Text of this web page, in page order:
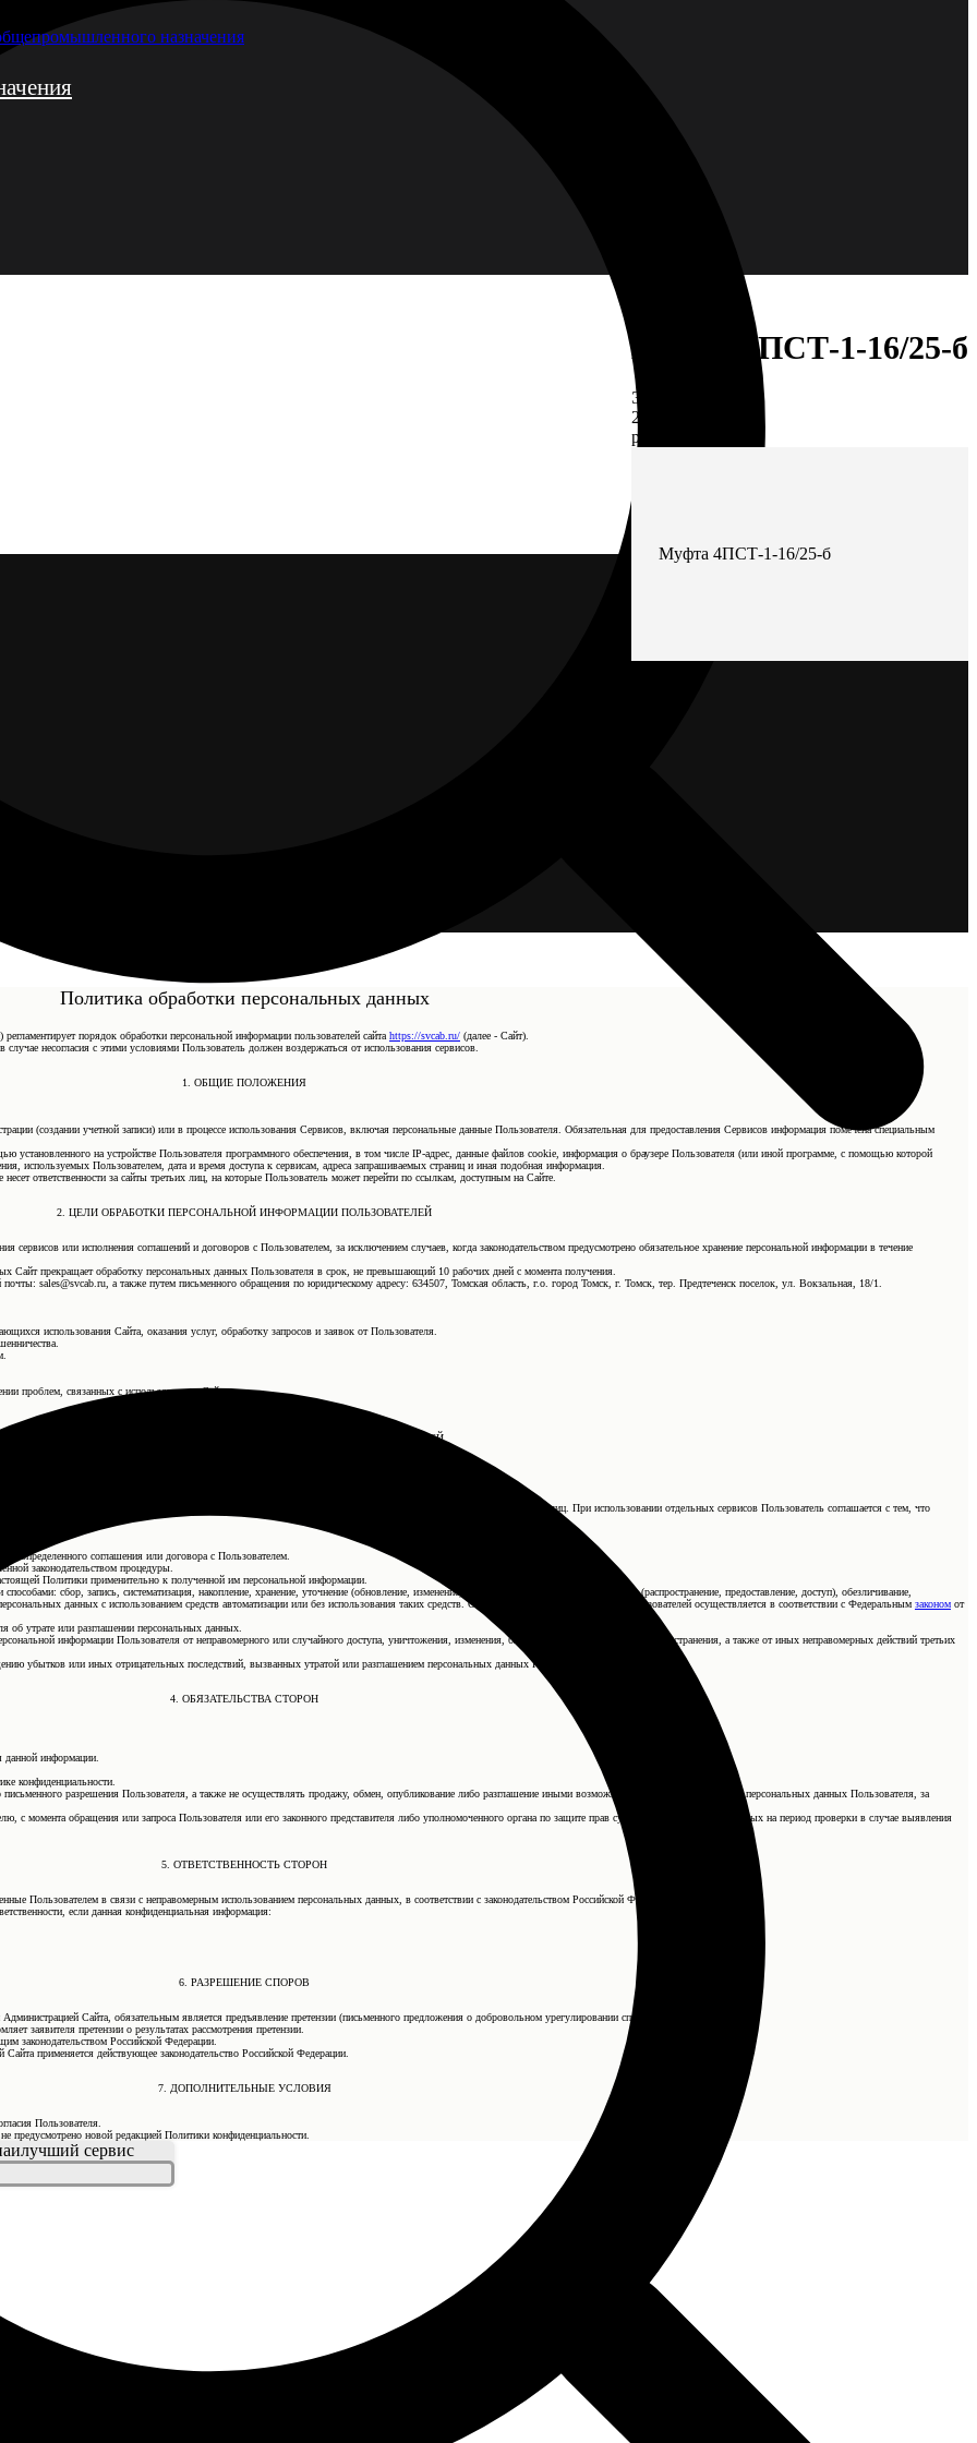
назначения
Муфта 4ПСТ-1-16/25-б
ЭС-00006769
2056,40
р.
Муфта 4ПСТ-1-16/25-б
Политика обработки персональных данных
порядок обработки персональной информации пользователей сайта https://svcab.ru/ (далее - Сайт).
несогласия с этими условиями Пользователь должен воздержаться от использования сервисов.
1. ОБЩИЕ ПОЛОЖЕНИЯ
(создании учетной записи) или в процессе использования Сервисов, включая персональные данные Пользователя. Обязательная для предоставления Сервисов информация помечена специальным
установленного на устройстве Пользователя программного обеспечения, в том числе IP-адрес, данные файлов cookie, информация о браузере Пользователя (или иной программе, с помощью которой
используемых Пользователем, дата и время доступа к сервисам, адреса запрашиваемых страниц и иная подобная информация.
ответственности за сайты третьих лиц, на которые Пользователь может перейти по ссылкам, доступным на Сайте.
2. ЦЕЛИ ОБРАБОТКИ ПЕРСОНАЛЬНОЙ ИНФОРМАЦИИ ПОЛЬЗОВАТЕЛЕЙ
или исполнения соглашений и договоров с Пользователем, за исключением случаев, когда законодательством предусмотрено обязательное хранение персональной информации в течение
Сайт прекращает обработку персональных данных Пользователя в срок, не превышающий 10 рабочих дней с момента получения.
sales@svcab.ru, а также путем письменного обращения по юридическому адресу: 634507, Томская область, г.о. город Томск, г. Томск, тер. Предтеченск поселок, ул. Вокзальная, 18/1.
использования Сайта, оказания услуг, обработку запросов и заявок от Пользователя.
проблем, связанных с использованием Сайта.
3. УСЛОВИЯ ОБРАБОТКИ ПЕРСОНАЛЬНОЙ ИНФОРМАЦИИ ПОЛЬЗОВАТЕЛЕЙ
сервисов.
добровольного предоставления Пользователем информации о себе для общего доступа неограниченному кругу лиц. При использовании отдельных сервисов Пользователь соглашается с тем, что
определенного соглашения или договора с Пользователем.
законодательством процедуры.
Политики применительно к полученной им персональной информации.
сбор, запись, систематизация, накопление, хранение, уточнение (обновление, изменение), извлечение, использование, передача (распространение, предоставление, доступ), обезличивание,
данных с использованием средств автоматизации или без использования таких средств. Обработка персональных данных Пользователей осуществляется в соответствии с Федеральным законом от
об утрате или разглашении персональных данных.
информации Пользователя от неправомерного или случайного доступа, уничтожения, изменения, блокирования, копирования, распространения, а также от иных неправомерных действий третьих
убытков или иных отрицательных последствий, вызванных утратой или разглашением персональных данных Пользователя.
4. ОБЯЗАТЕЛЬСТВА СТОРОН
информации.
конфиденциальности.
разрешения Пользователя, а также не осуществлять продажу, обмен, опубликование либо разглашение иными возможными способами переданных персональных данных Пользователя, за
момента обращения или запроса Пользователя или его законного представителя либо уполномоченного органа по защите прав субъектов персональных данных на период проверки в случае выявления
5. ОТВЕТСТВЕННОСТЬ СТОРОН
Пользователем в связи с неправомерным использованием персональных данных, в соответствии с законодательством Российской Федерации.
если данная конфиденциальная информация:
6. РАЗРЕШЕНИЕ СПОРОВ
Сайта, обязательным является предъявление претензии (письменного предложения о добровольном урегулировании спора).
заявителя претензии о результатах рассмотрения претензии.
законодательством Российской Федерации.
применяется действующее законодательство Российской Федерации.
7. ДОПОЛНИТЕЛЬНЫЕ УСЛОВИЯ
Пользователя.
предусмотрено новой редакцией Политики конфиденциальности.
сервис